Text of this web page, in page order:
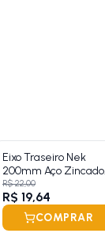
Eixo Traseiro Nek
200mm Aço Zincado
Grosso 3/8 Com
Batente
R$ 22,00
R$ 19,64
COMPRAR